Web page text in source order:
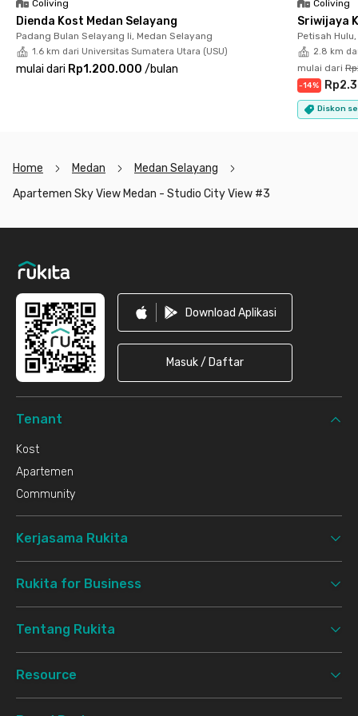
cleaning, dan housekeeping. Kamu bisa menikmati hidup
nyaman bebas ribet jika tinggal di apartemen Medan dekat USU
ini. Yuk, booking sekarang!
Coliving
Dienda Kost Medan Selayang
Padang Bulan Selayang Ii, Medan Selayang
1.6 km dari Universitas Sumatera Utara (USU)
mulai dari Rp1.200.000 /bulan
Coliving
Sriwijaya
Petisah
2.8 km
mulai dari
-14%
Diskon
Home Medan
Medan Selayang
Apartemen Sky View Medan - Studio City View #3
Download Aplikasi
Masuk / Daftar
Tenant
Kost
Apartemen
Community
Kerjasama Rukita
Rukita for Business
Tentang Rukita
Resource